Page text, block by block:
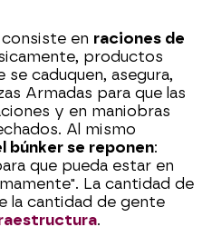
en raciones de
productos
caduquen, asegura,
Armadas para que las
y en maniobras
Al mismo
búnker se reponen:
que pueda estar en
La cantidad de
la cantidad de gente
.